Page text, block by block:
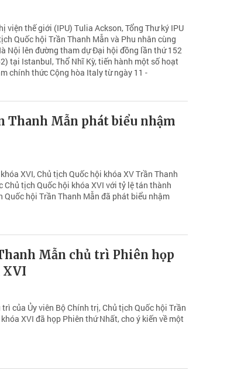
viện thế giới (IPU) Tulia Ackson, Tổng Thư ký IPU
Quốc hội Trần Thanh Mẫn và Phu nhân cùng
Nội lên đường tham dự Đại hội đồng lần thứ 152
tại Istanbul, Thổ Nhĩ Kỳ, tiến hành một số hoạt
chính thức Cộng hòa Italy từ ngày 11 -
Thanh Mẫn phát biểu nhậm
XVI, Chủ tịch Quốc hội khóa XV Trần Thanh
tịch Quốc hội khóa XVI với tỷ lệ tán thành
hội Trần Thanh Mẫn đã phát biểu nhậm
Mẫn chủ trì Phiên họp
XVI
của Ủy viên Bộ Chính trị, Chủ tịch Quốc hội Trần
XVI đã họp Phiên thứ Nhất, cho ý kiến về một